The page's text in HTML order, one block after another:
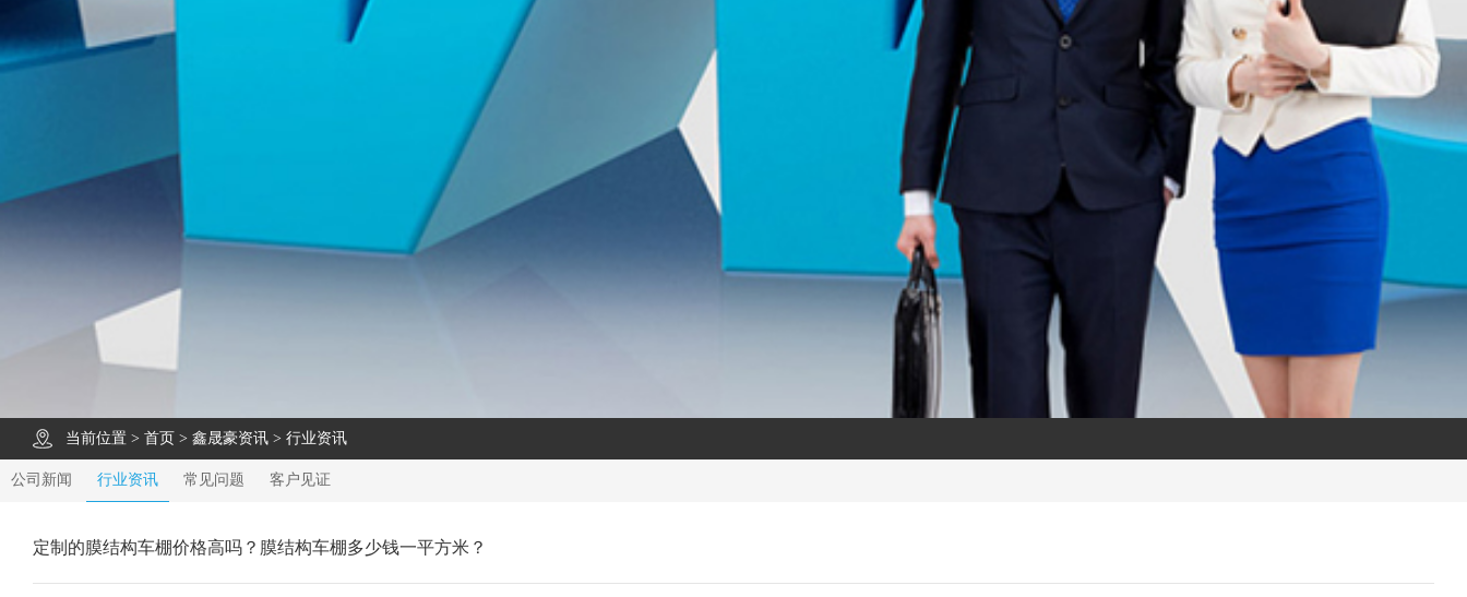
当前位置 > 首页 > 鑫晟豪资讯 > 行业资讯
公司新闻 行业资讯 常见问题 客户见证
定制的膜结构车棚价格高吗？膜结构车棚多少钱一平方米？